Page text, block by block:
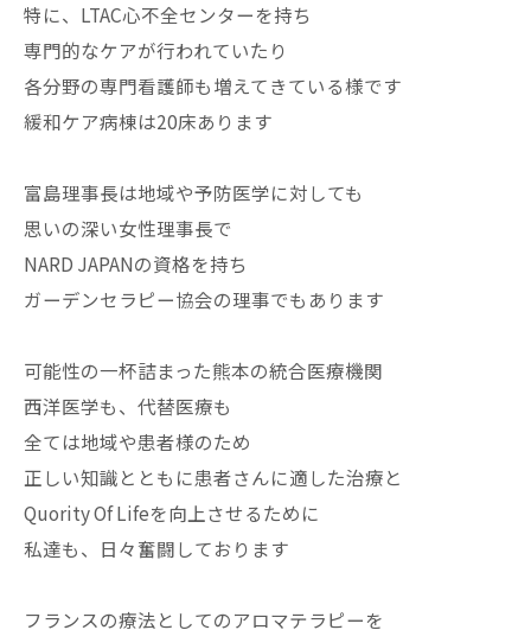
特に、LTAC心不全センターを持ち
専門的なケアが行われていたり
各分野の専門看護師も増えてきている様です
緩和ケア病棟は20床あります
富島理事長は地域や予防医学に対しても
思いの深い女性理事長で
NARD JAPANの資格を持ち
ガーデンセラピー協会の理事でもあります
可能性の一杯詰まった熊本の統合医療機関
西洋医学も、代替医療も
全ては地域や患者様のため
正しい知識とともに患者さんに適した治療と
Quority Of Lifeを向上させるために
私達も、日々奮闘しております
フランスの療法としてのアロマテラピーを